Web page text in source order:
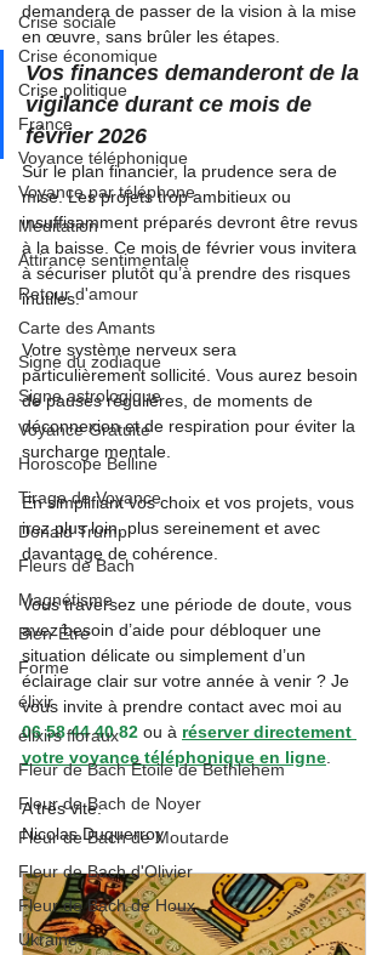
Crise sociale
Crise économique
Crise politique
France
Voyance téléphonique
Voyance par téléphone
Méditation
Attirance sentimentale
Retour d'amour
Carte des Amants
Signe du zodiaque
Signe astrologique
Voyance Gratuite
Horoscope Belline
Tirage de Voyance
Donald Trump
Fleurs de Bach
Magnétisme
Bien-Être
Forme
élixir
élixirs floraux
Fleur de Bach Étoile de Bethlehem
Fleur de Bach de Noyer
Fleur de Bach de Moutarde
Fleur de Bach d'Olivier
Fleur de Bach de Houx
Ukraine
demandera de passer de la vision à la mise
en œuvre, sans brûler les étapes.
Vos finances demanderont de la
vigilance durant ce mois de
février 2026
Sur le plan financier, la prudence sera de
mise. Les projets trop ambitieux ou
insuffisamment préparés devront être revus
à la baisse. Ce mois de février vous invitera
à sécuriser plutôt qu’à prendre des risques
inutiles.
Votre système nerveux sera
particulièrement sollicité. Vous aurez besoin
de pauses régulières, de moments de
déconnexion et de respiration pour éviter la
surcharge mentale.
En simplifiant vos choix et vos projets, vous
irez plus loin, plus sereinement et avec
davantage de cohérence.
Vous traversez une période de doute, vous
avez besoin d’aide pour débloquer une
situation délicate ou simplement d’un
éclairage clair sur votre année à venir ? Je
vous invite à prendre contact avec moi au
06 58 44 40 82 ou à réserver directement
votre voyance téléphonique en ligne.
A très vite.
Nicolas Duquerroy